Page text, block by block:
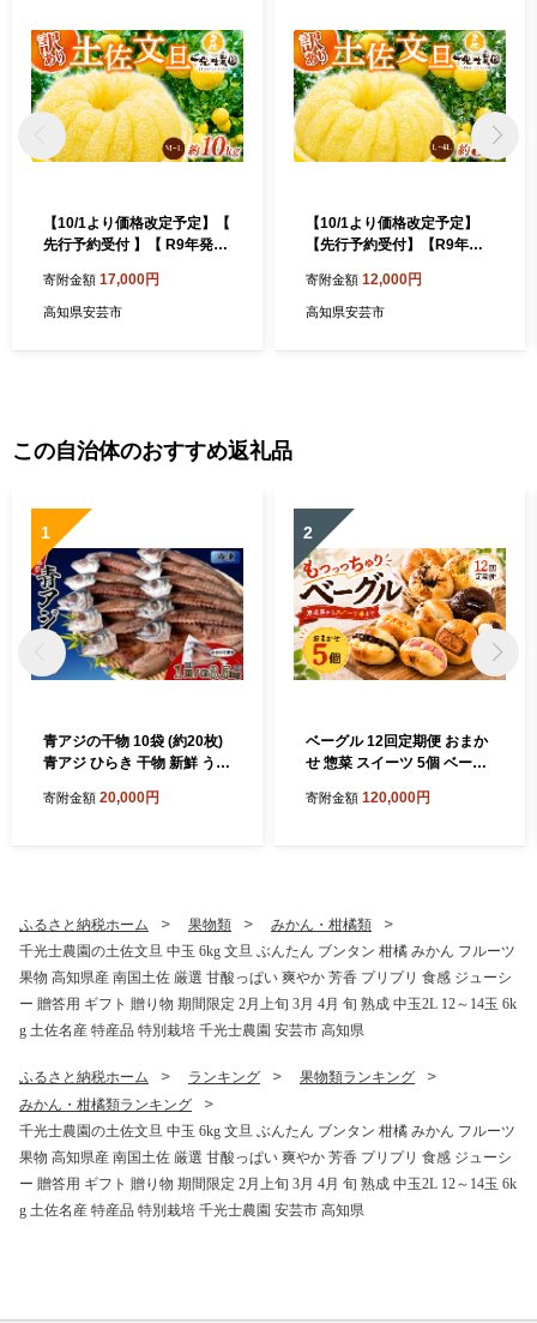
【10/1より価格改定予定】【
先行予約受付 】【 R9年発送
あり 果物 柑橘 高知県 特産品
文旦 ぶんたん ブンタン 爽や
ギフト 南国 フルーツ 冬 春
季節 旬 特大 安芸市 高知県
寄附金額 17,000円
高知県安芸市
【10/1より価格改定予定】
【先行予約受付】【R9年発
あり フルーツ 柑橘 ぶんたん
特産品 高知県産 家庭用 果物
寄附金額 12,000円
高知県安芸市
この自治体のおすすめ返礼品
1
青アジの干物 10袋 (約20枚)
青アジ ひらき 干物 新鮮 うす
あじ ご飯のおかず 酒の肴 魚
田渕水産
寄附金額 20,000円
2
ベーグル 12回定期便 おまか
せ 惣菜 スイーツ 5個 ベーグ
わせ 国産小麦 自家酵母 天然
カロリー ダイエット スイー
ツ 食べ比べ 焼きたて 便利 こ
だわり ベーグル 冷凍保存 食
品 おいしい 高知県 安芸市
寄附金額 120,000円
ふるさと納税ホーム 果物類
みかん・柑橘類
千光士農園の土佐文旦 中玉 6kg 文旦 ぶんたん ブンタン 柑橘 みかん フルーツ
果物 高知県産 南国土佐 厳選 甘酸っぱい 爽やか 芳香 プリプリ 食感 ジューシ
ー 贈答用 ギフト 贈り物 期間限定 2月上旬 3月 4月 旬 熟成 中玉2L 12～14玉 6k
g 土佐名産 特産品 特別栽培 千光士農園 安芸市 高知県
ふるさと納税ホーム ランキング
果物類ランキング
みかん・柑橘類ランキング
千光士農園の土佐文旦 中玉 6kg 文旦 ぶんたん ブンタン 柑橘 みかん フルーツ
果物 高知県産 南国土佐 厳選 甘酸っぱい 爽やか 芳香 プリプリ 食感 ジューシ
ー 贈答用 ギフト 贈り物 期間限定 2月上旬 3月 4月 旬 熟成 中玉2L 12～14玉 6k
g 土佐名産 特産品 特別栽培 千光士農園 安芸市 高知県